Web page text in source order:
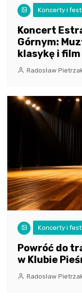
Koncerty i
Koncert
Górnym:
klasykę i film
Radosław
Koncerty i
Powróć do
w Klubie
Radosław